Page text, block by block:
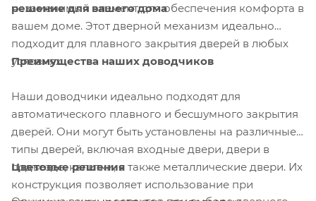
решение для вашего дома
незаменимый элемент для обеспечения комфорта в
вашем доме. Этот дверной механизм идеально
подходит для плавного закрытия дверей в любых
условиях.
Преимущества наших доводчиков
Наши доводчики идеально подходят для
автоматического плавного и бесшумного закрытия
дверей. Они могут быть установлены на различные
типы дверей, включая входные двери, двери в
подъезде, калитки, а также металлические двери. Их
конструкция позволяет использование при
Цветовые решения